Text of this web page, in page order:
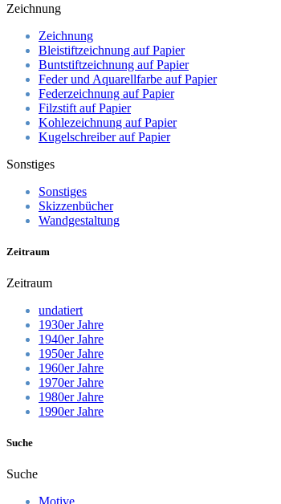
Zeichnung
Zeichnung
Bleistiftzeichnung auf Papier
Buntstiftzeichnung auf Papier
Feder und Aquarellfarbe auf Papier
Federzeichnung auf Papier
Filzstift auf Papier
Kohlezeichnung auf Papier
Kugelschreiber auf Papier
Sonstiges
Sonstiges
Skizzenbücher
Wandgestaltung
Zeitraum
Zeitraum
undatiert
1930er Jahre
1940er Jahre
1950er Jahre
1960er Jahre
1970er Jahre
1980er Jahre
1990er Jahre
Suche
Suche